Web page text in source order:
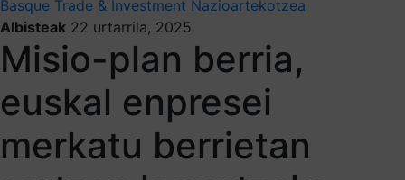
Basque Trade & Investment Nazioartekotzea
Albisteak 22 urtarrila, 2025
Misio-plan berria,
euskal enpresei
merkatu berrietan